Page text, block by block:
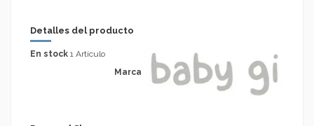
Detalles del producto
Marca
En stock 1 Artículo